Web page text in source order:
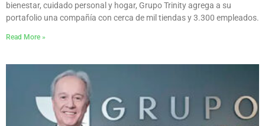
bienestar, cuidado personal y hogar, Grupo Trinity agrega a su
portafolio una compañía con cerca de mil tiendas y 3.300 empleados.
Read More »